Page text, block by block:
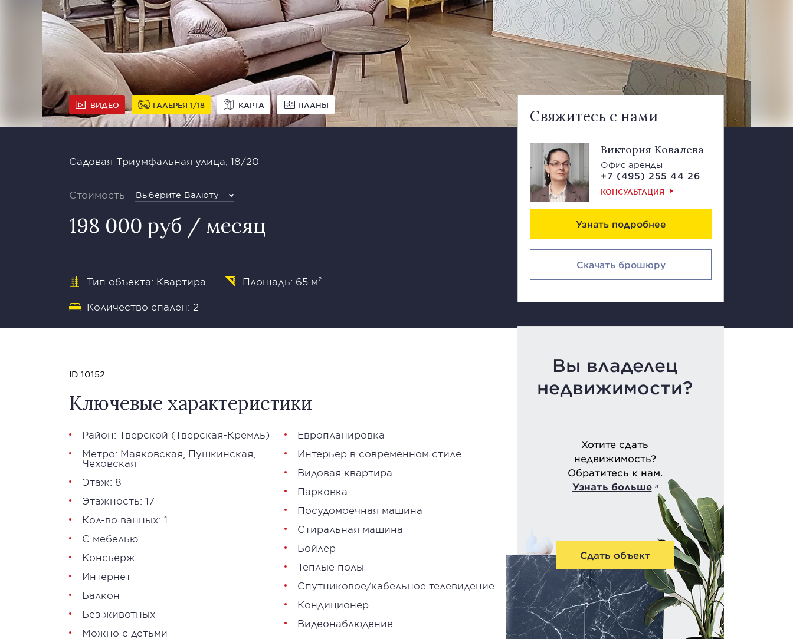
ВИДЕО ГАЛЕРЕЯ 1 18 КАРТА ПЛАНЫ
Садовая-Триумфальная улица, 18/20
Стоимость Выберите Валюту
198 000 руб / месяц
Тип объекта: Квартира Площадь: 65 м²
Количество спален: 2
Свяжитесь с нами
Виктория Ковалева
Офис аренды
+7 (495) 255 44 26
КОНСУЛЬТАЦИЯ
Узнать подробнее
Скачать брошюру
Вы владелец
недвижимости?
Хотите сдать
недвижимость?
Обратитесь к нам.
Узнать больше
Сдать объект
ID 10152
Ключевые характеристики
Район: Тверской (Тверская-Кремль)
Метро: Маяковская Пушкинская
Чеховская
Этаж: 8
Этажность: 17
Кол-во ванных: 1
С мебелью
Консьерж
Интернет
Балкон
Без животных
Можно с детьми
Европланировка
Интерьер в современном стиле
Видовая квартира
Парковка
Посудомоечная машина
Стиральная машина
Бойлер
Теплые полы
Спутниковое/кабельное телевидение
Кондиционер
Видеонаблюдение